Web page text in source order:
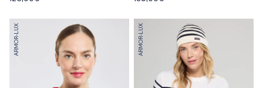
ARMOR-LUX ARMOR-LUX